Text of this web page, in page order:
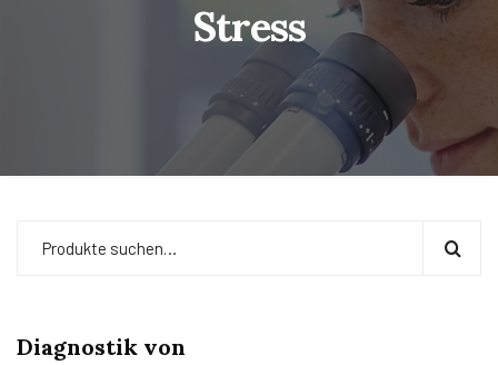
Stress
Diagnostik von